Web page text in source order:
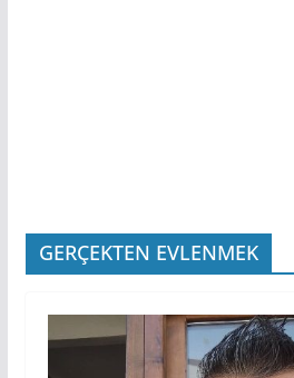
GERÇEKTEN EVLENMEK